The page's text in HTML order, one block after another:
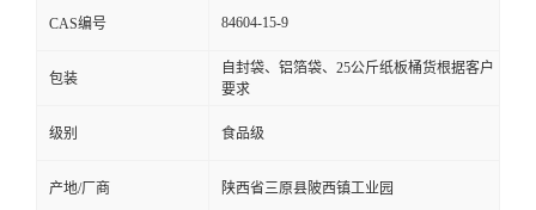
CAS编号 84604-15-9
包装
自封袋、铝箔袋、25公斤纸板桶货根据客户
要求
级别 食品级
产地/厂商 陕西省三原县陂西镇工业园